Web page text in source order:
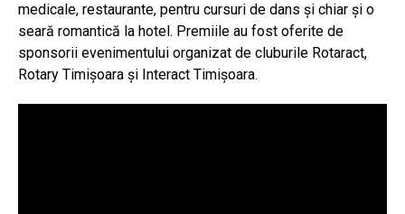
medicale, restaurante, pentru cursuri de dans și chiar și o
seară romantică la hotel. Premiile au fost oferite de
sponsorii evenimentului organizat de cluburile Rotaract,
Rotary Timișoara și Interact Timișoara.